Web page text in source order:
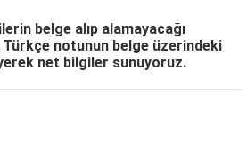
belge alıp alamayacağı
Türkçe notunun belge üzerindeki
net bilgiler sunuyoruz.